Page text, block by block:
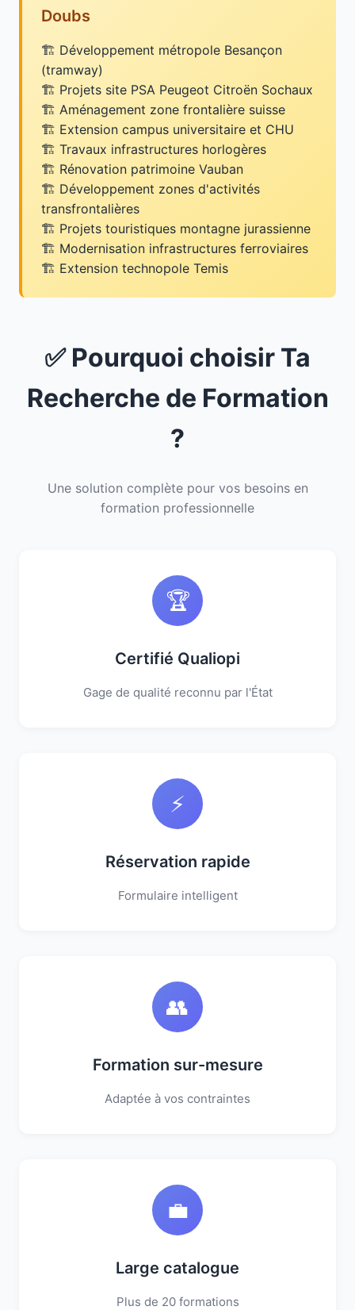
Doubs
Développement métropole Besançon
(tramway)
Projets site PSA Peugeot Citroën Sochaux
Aménagement zone frontalière suisse
Extension campus universitaire et CHU
Travaux infrastructures horlogères
Rénovation patrimoine Vauban
Développement zones d'activités
transfrontalières
Projets touristiques montagne jurassienne
Modernisation infrastructures ferroviaires
Extension technopole Temis
✅ Pourquoi choisir Ta
Recherche de Formation
?
Une solution complète pour vos besoins en
formation professionnelle
🏆
Certifié Qualiopi
Gage de qualité reconnu par l'État
⚡
Réservation rapide
Formulaire intelligent
👥
Formation sur-mesure
Adaptée à vos contraintes
💼
Large catalogue
Plus de 20 formations